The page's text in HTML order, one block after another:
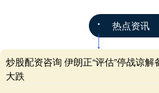
热点资讯
炒股配资咨询 伊朗正“评估”停战谅
大跌